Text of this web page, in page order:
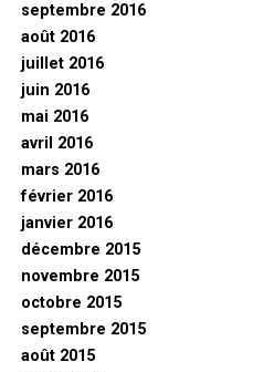
septembre 2016
août 2016
juillet 2016
juin 2016
mai 2016
avril 2016
mars 2016
février 2016
janvier 2016
décembre 2015
novembre 2015
octobre 2015
septembre 2015
août 2015